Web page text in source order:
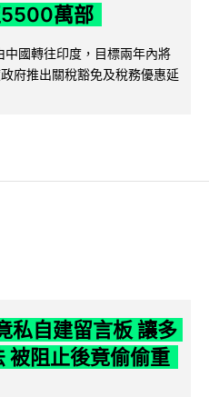
5500萬部
國轉往印度，目標兩年內將
府推出關稅豁免及稅務優惠延
私自建留言板 讓多
被阻止後竟偷偷重